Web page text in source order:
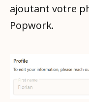
ajoutant votre
Popwork.